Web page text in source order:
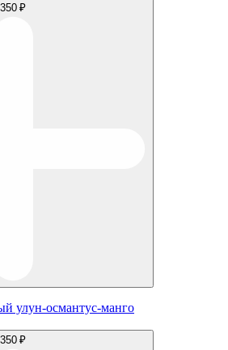
350 ₽
улун-османтус-манго
350 ₽